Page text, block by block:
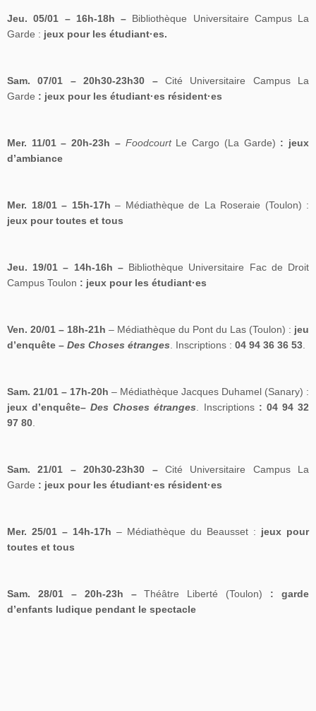
Jeu. 05/01 – 16h-18h – Bibliothèque Universitaire Campus La
Garde : jeux pour les étudiant·es.
Sam. 07/01 – 20h30-23h30 – Cité Universitaire Campus La
Garde : jeux pour les étudiant·es résident·es
Mer. 11/01 – 20h-23h – FoodcourtLe Cargo (La Garde) : jeux
d’ambiance
Mer. 18/01 – 15h-17h – Médiathèque de La Roseraie (Toulon) :
jeux pour toutes et tous
Jeu. 19/01 – 14h-16h – Bibliothèque Universitaire Fac de Droit
Campus Toulon : jeux pour les étudiant·es
Ven. 20/01 – 18h-21h – Médiathèque du Pont du Las (Toulon) : jeu
d’enquête – Des Choses étranges. Inscriptions : 04 94 36 36 53.
Sam. 21/01 – 17h-20h – Médiathèque Jacques Duhamel (Sanary) :
jeux d’enquête–Des Choses étranges. Inscriptions : 04 94 32
97 80.
Sam. 21/01 – 20h30-23h30 – Cité Universitaire Campus La
Garde : jeux pour les étudiant·es résident·es
Mer. 25/01 – 14h-17h – Médiathèque du Beausset : jeux pour
toutes et tous
Sam. 28/01 – 20h-23h –Théâtre Liberté (Toulon) : garde
d’enfants ludique pendant le spectacle